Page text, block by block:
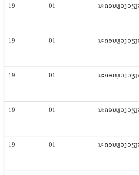
19 01 ນະຄອນຫຼວງ​ວຽງ​
19 01 ນະຄອນຫຼວງ​ວຽງ​
19 01 ນະຄອນຫຼວງ​ວຽງ​
19 01 ນະຄອນຫຼວງ​ວຽງ​
19 01 ນະຄອນຫຼວງ​ວຽງ​